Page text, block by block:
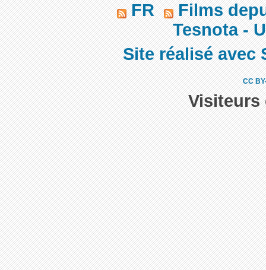
FR
Films
Tesnota -
Site réalisé avec
CC